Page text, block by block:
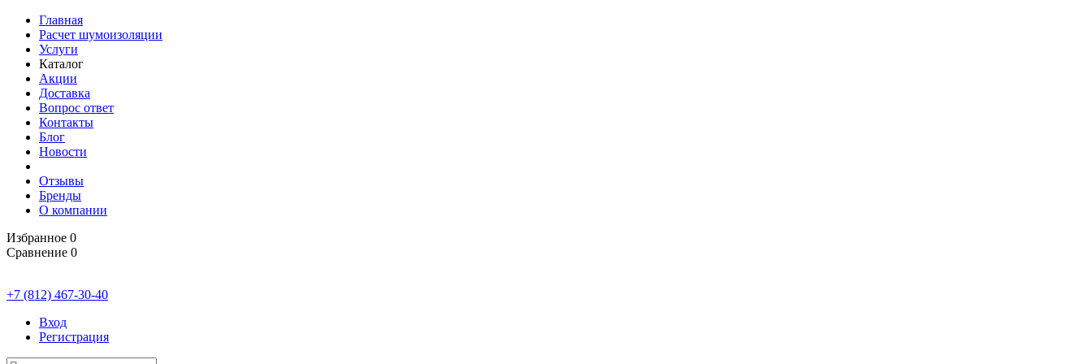
Главная
Расчет шумоизоляции
Услуги
Каталог
Акции
Доставка
Вопрос ответ
Контакты
Блог
Новости
Отзывы
Бренды
О компании
Избранное 0
Сравнение 0
+7 (812) 467-30-40
Вход
Регистрация